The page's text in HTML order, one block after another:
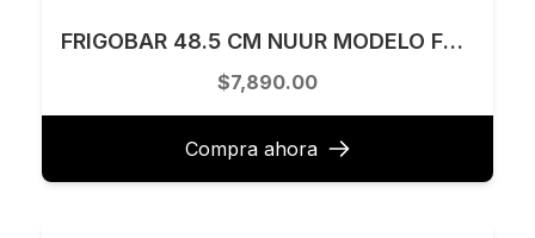
FRIGOBAR 48.5 CM NUUR MODELO FRIGO90L2P
$7,890.00
Compra ahora